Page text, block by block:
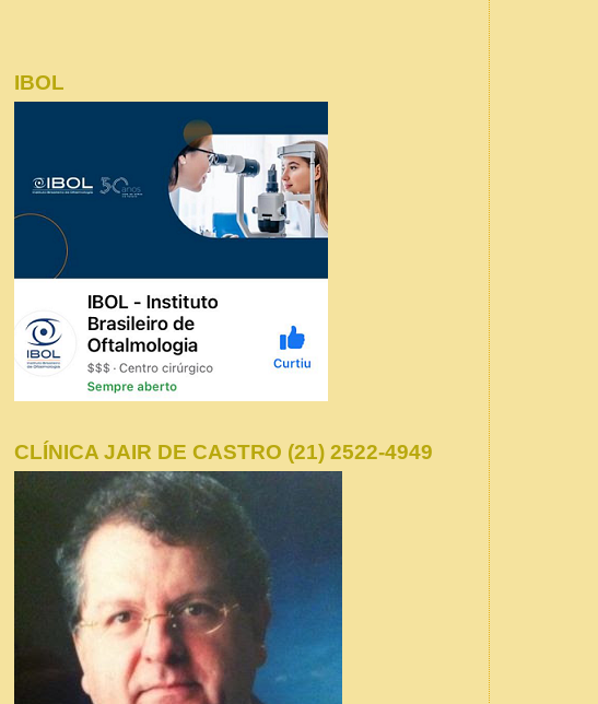
IBOL
CLÍNICA JAIR DE CASTRO (21) 2522-4949